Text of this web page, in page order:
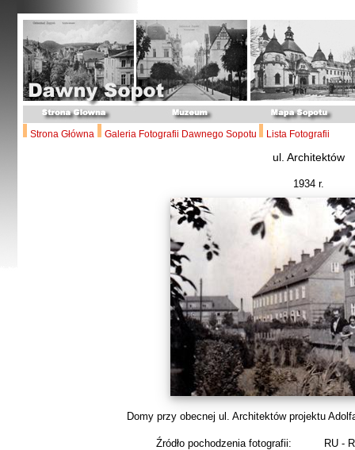
Strona Główna Galeria Fotografii Dawnego Sopotu Lista Fotografii
ul. Architektów
1934 r.
Domy przy obecnej ul. Architektów projektu
Źródło pochodzenia fotografii:
RU -